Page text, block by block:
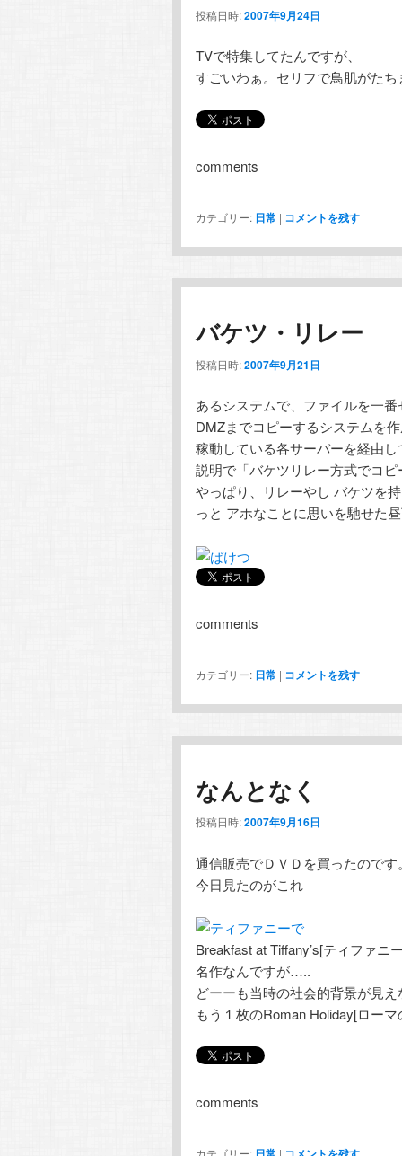
投稿日時:2007年9月24日
TVで特集してたんですが、
すごいわぁ。セリフで鳥肌がたち
comments
カテゴリー: 日常 | コメントを残す
バケツ・リレー
投稿日時:2007年9月21日
あるシステムで、ファイルを一
DMZまでコピーするシステムを
稼動している各サーバーを経由
説明で「バケツリレー方式でコ
やっぱり、リレーやし バケツを
っと アホなことに思いを馳せた
comments
カテゴリー: 日常 | コメントを残す
なんとなく
投稿日時:2007年9月16日
通信販売でＤＶＤを買ったのです
今日見たのがこれ
Breakfast at Tiffany’s[ティファニ
名作なんですが…..
どーーも当時の社会的背景が見
もう１枚のRoman Holiday[ロー
comments